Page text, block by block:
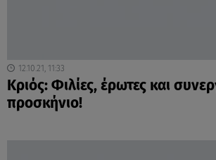
12.10.21, 11:33
Κριός: Φιλίες, έρωτες και
προσκήνιο!